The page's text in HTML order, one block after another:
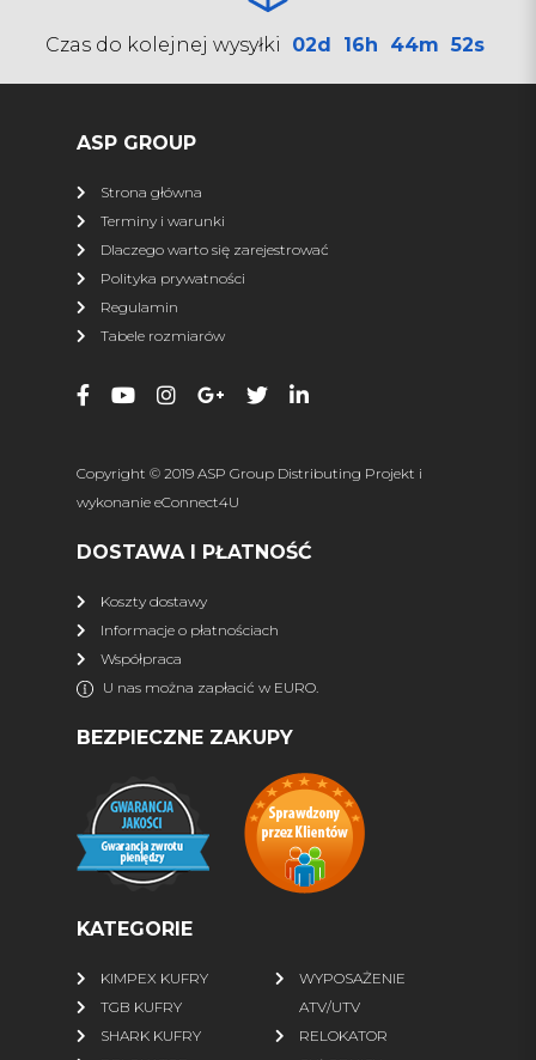
Pługi Kufry
więcej
XRW RACING
Dystanse Zrywki
Osłona napędu Dachy
DLA QUADOWCA
Kaski Interkomy, nawigacja
Spodnie
Skarpety
Kurtki Spodnie
Czas do kolejnej wysyłki 02d 16h 44m 52s
ASP GROUP
Strona główna
Terminy i warunki
Dlaczego warto się zarejestrować
Polityka prywatności
Regulamin
Tabele rozmiarów
Copyright © 2019 ASP Group Distributing Projekt i
wykonanie eConnect4U
DOSTAWA I PŁATNOŚĆ
Koszty dostawy
Informacje o płatnościach
Współpraca
U nas można zapłacić w EURO.
BEZPIECZNE ZAKUPY
KATEGORIE
KIMPEX KUFRY
TGB KUFRY
SHARK KUFRY
WYPOSAŻENIE
ATV/UTV
RELOKATOR